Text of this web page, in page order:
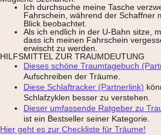
Ich durchsuche meine Tasche
Fahrschein, während der Schaffner
Blick beobachtet.
Als ich endlich in der U-Bahn sitze,
dass ich meinen Fahrschein
erwischt zu werden.
HILFSMITTEL ZUR TRAUMDEUTUNG
Dieses schöne Traumtagebuch
Aufschreiben der Träume.
Diese Schlaftracker (Partnerlink)
Schlafzyklen besser zu verstehen.
Dieser umfassende Ratgeber zu
ist ein Bestseller seiner Kategorie.
Hier geht es zur Checkliste für Träume!